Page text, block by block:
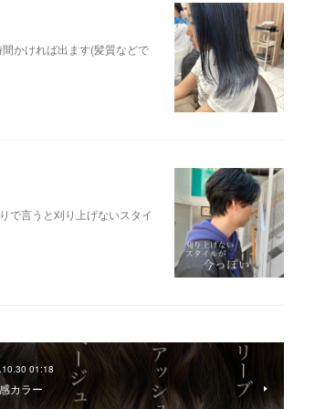
かければ出ます(髪質などで
で言うと刈り上げないスタイ
01:18
カラー